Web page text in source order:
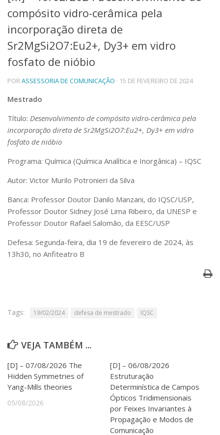
Telefones e Mapas
Pessoas
Ensino
Graduação
Pós-Graduação
Cursos de Extensão
Pesquisa e Inovação
Centros, Núcleos e Projetos em Rede
Pós-doutorado
Iniciação Científica
Empresas Juniores
Extensão à Comunidade
Artes, Cultura e Esportes
Museus e Espaços Interativos
Serviços
Bibliotecas
Apoio ao Estudante
Segurança, Trânsito e Prevenção
Assessorias e Mídias
Agenda de Eventos
Defesa de Teses
compósito vidro-cerâmica pela
incorporação direta de
Sr2MgSi2O7:Eu2+, Dy3+ em vidro
fosfato de nióbio
PORASSESSORIA DE COMUNICAÇÃO · 15 DE FEVEREIRO DE 2024
Mestrado
Título: Desenvolvimento de compósito vidro-cerâmica pela
incorporação direta de Sr2MgSi2O7:Eu2+, Dy3+ em vidro
fosfato de nióbio
Programa: Química (Química Analítica e Inorgânica) – IQSC
Autor: Victor Murilo Potronieri da Silva
Banca: Professor Doutor Danilo Manzani, do IQSC/USP,
Professor Doutor Sidney José Lima Ribeiro, da UNESP e
Professor Doutor Rafael Salomão, da EESC/USP
Defesa: Segunda-feira, dia 19 de fevereiro de 2024, às
13h30, no Anfiteatro B
Tags: 19/02/2024 defesa de mestrado IQSC
VEJA TAMBÉM ...
[D] – 07/08/2026 The
Hidden Symmetries of
Yang-Mills theories
05/08/2026
[D] – 06/08/2026
Estruturação
Determinística de Campos
Ópticos Tridimensionais
por Feixes Invariantes à
Propagação e Modos de
Comunicação